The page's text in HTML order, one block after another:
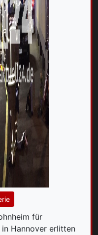
für
Hannover erlitten